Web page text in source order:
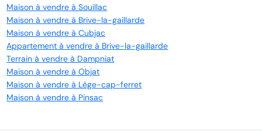
Maison à vendre à Souillac
Maison à vendre à Brive-la-gaillarde
Maison à vendre à Cubjac
Appartement à vendre à Brive-la-gaillarde
Terrain à vendre à Dampniat
Maison à vendre à Objat
Maison à vendre à Lège-cap-ferret
Maison à vendre à Pinsac